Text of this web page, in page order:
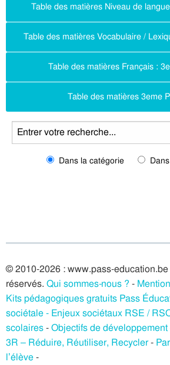
Table des matières Niveau de
Table des matières Vocabulaire /
Table des matières Français :
Table des matières 3eme
Dans la catégorie
© 2010-2026 : www.pass-
réservés. Qui sommes-nous ? -
Kits pédagogiques gratuits Pass
sociétale - Enjeux sociétaux RSE /
scolaires-Objectifs de
3R – Réduire, Réutiliser, Recycler-
l’élève-